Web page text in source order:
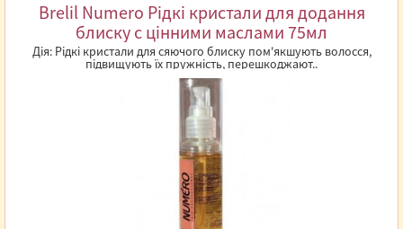
Brelil Numero Рідкі кристали для додання
блиску c цінними маслами 75мл
Дія: Рідкі кристали для сяючого блиску пом'якшують волосся,
підвищують їх пружність, перешкоджают..